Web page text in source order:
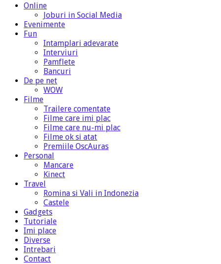
Online
Joburi in Social Media
Evenimente
Fun
Intamplari adevarate
Interviuri
Pamflete
Bancuri
De pe net
WOW
Filme
Trailere comentate
Filme care imi plac
Filme care nu-mi plac
Filme ok si atat
Premiile OscAuras
Personal
Mancare
Kinect
Travel
Romina si Vali in Indonezia
Castele
Gadgets
Tutoriale
Imi place
Diverse
Intrebari
Contact